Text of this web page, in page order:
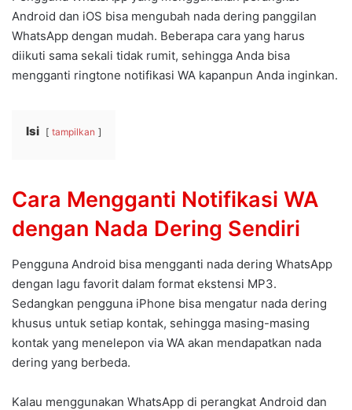
Android dan iOS bisa mengubah nada dering panggilan
WhatsApp dengan mudah. Beberapa cara yang harus
diikuti sama sekali tidak rumit, sehingga Anda bisa
mengganti ringtone notifikasi WA kapanpun Anda inginkan.
Isi tampilkan
Cara Mengganti Notifikasi WA
dengan Nada Dering Sendiri
Pengguna Android bisa mengganti nada dering WhatsApp
dengan lagu favorit dalam format ekstensi MP3.
Sedangkan pengguna iPhone bisa mengatur nada dering
khusus untuk setiap kontak, sehingga masing-masing
kontak yang menelepon via WA akan mendapatkan nada
dering yang berbeda.
Kalau menggunakan WhatsApp di perangkat Android dan